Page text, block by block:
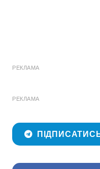
РЕКЛАМА
РЕКЛАМА